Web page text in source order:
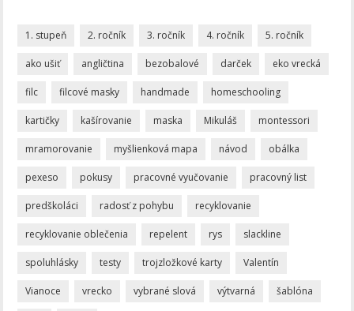
1. stupeň 2. ročník 3. ročník 4. ročník 5. ročník
ako ušiť angličtina bezobalové darček eko vrecká
filc filcové masky handmade homeschooling
kartičky kašírovanie maska Mikuláš montessori
mramorovanie myšlienková mapa návod obálka
pexeso pokusy pracovné vyučovanie pracovný list
predškoláci radosť z pohybu recyklovanie
recyklovanie oblečenia repelent rys slackline
spoluhlásky testy trojzložkové karty Valentín
Vianoce vrecko vybrané slová výtvarná šablóna